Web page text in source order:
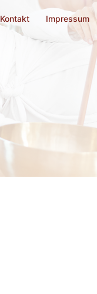
Kontakt Impressum